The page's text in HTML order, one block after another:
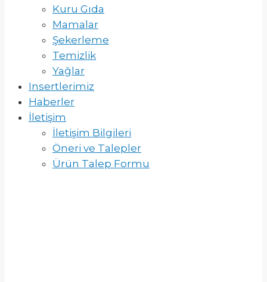
Kuru Gıda
Mamalar
Şekerleme
Temizlik
Yağlar
Insertlerimiz
Haberler
İletişim
İletişim Bilgileri
Öneri ve Talepler
Ürün Talep Formu